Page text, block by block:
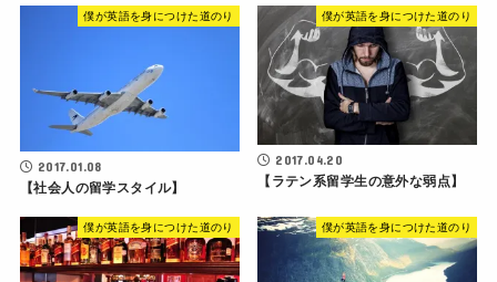
僕が英語を身につけた道のり
2017.01.08
【社会人の留学スタイル】
僕が英語を身につけた道のり
2017.04.20
【ラテン系留学生の意外な弱点】
僕が英語を身につけた道のり 僕が英語を身につけた道のり